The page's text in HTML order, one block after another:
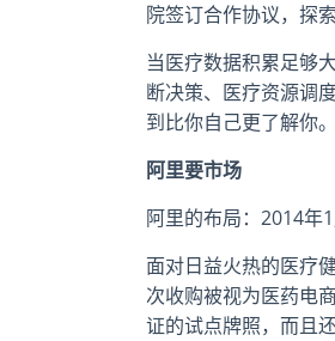
院签订合作协议，探
当医疗数据积累足够
断决策、医疗资源调
到比你自己更了解你。
阿里要市场
阿里的布局：2014年
面对日益火热的医疗
次收购被视为医药电
证的试点牌照，而且